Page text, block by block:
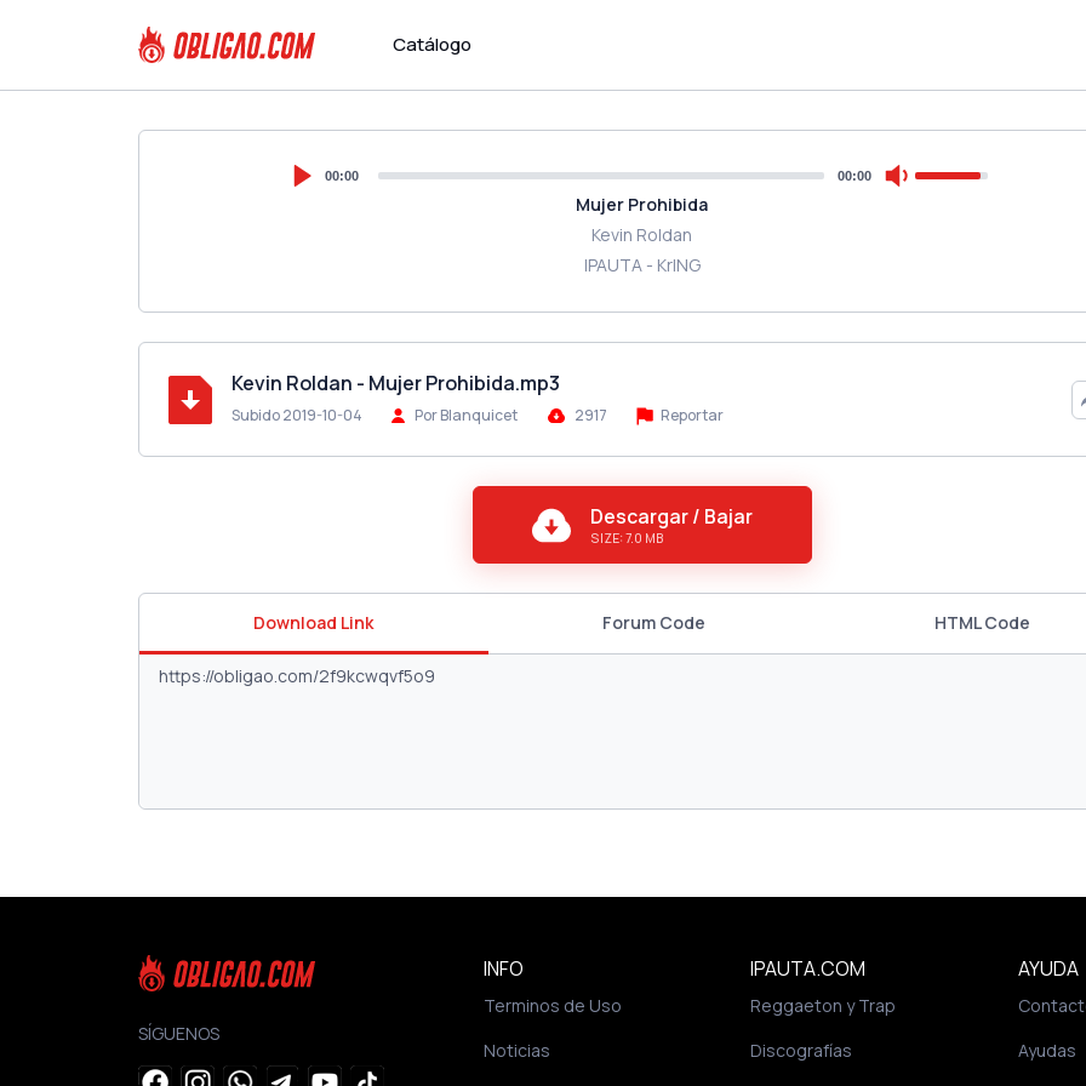
Catálogo
00:00 00:00
Mujer Prohibida
Kevin Roldan
IPAUTA - KrING
Kevin Roldan - Mujer Prohibida.mp3
Subido 2019-10-04 Por Blanquicet 2917 Reportar
Descargar / Bajar
SIZE: 7.0 MB
Download Link Forum Code HTML Code
SÍGUENOS
INFO
Terminos de Uso
Noticias
IPAUTA.COM
Reggaeton y Trap
Discografías
AYUDA
Ayudas